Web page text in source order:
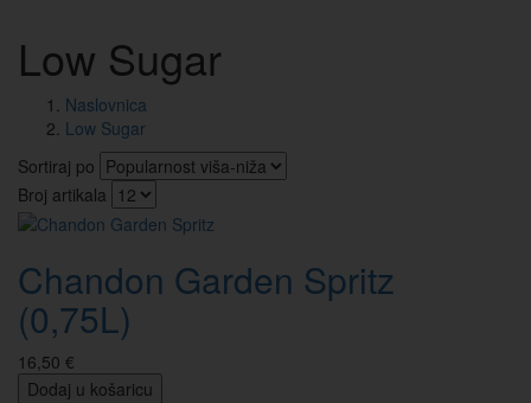
Low Sugar
Naslovnica
Low Sugar
Sortiraj po
Broj artikala
Chandon Garden Spritz
(0,75L)
16,50 €
Dodaj u košaricu